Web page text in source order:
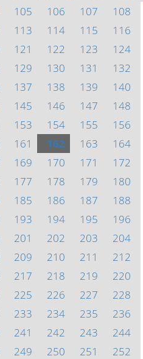
105 106 107
108
113 114 115
116
121 122 123
124
129 130 131
132
137 138 139
140
145 146 147
148
153 154 155
156
161 162 163
164
169 170 171
172
177 178 179
180
185 186 187
188
193 194 195
196
201 202 203
204
209 210 211
212
217 218 219
220
225 226 227
228
233 234 235
236
241 242 243
244
249 250 251
252